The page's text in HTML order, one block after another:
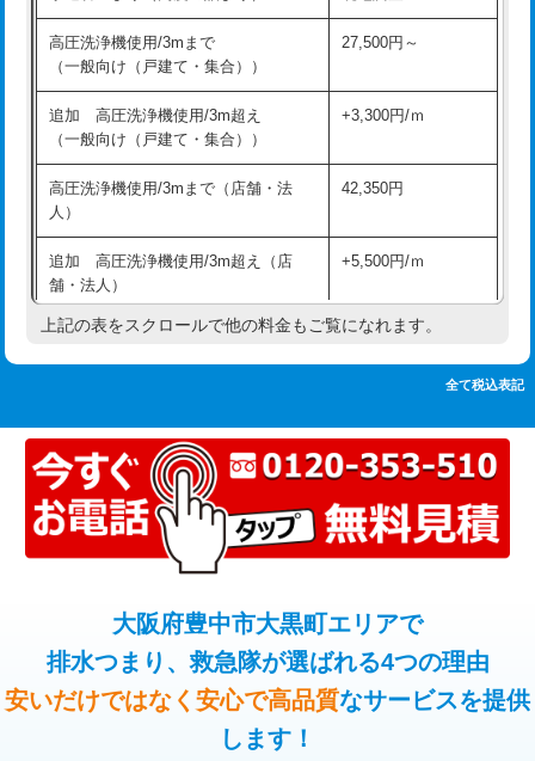
追加人工 16,500円
廃棄・処分 現場見積
※給水管工事は20mmまでの価格です。
持込商品取付（混合水栓）
持込商品取付（浄水器・分岐水栓） 16,500円
業）
排水管工事（追加 排水管工事/3ｍ超
え）
マス交換（土の掘削・埋め戻し作業） 11,000円~
マス交換（深さ50㎝以上） 66,000円
コンクリート斫り（厚さ10㎝まで） 27,500円
コンクリート斫り（厚さ10㎝超え） 38,500円
モルタル補修（厚さ10㎝まで） 27,500円
モルタル補修（厚さ10㎝超え） 38,500円
追加人工 16,500円
高圧洗浄機使用/3mまで
（一般向け（戸建て・集合））
27,500円～
追加 高圧洗浄機使用/3m超え
（一般向け（戸建て・集合））
+3,300円/ｍ
高圧洗浄機使用/3mまで（店舗・法
人）
42,350円
追加 高圧洗浄機使用/3m超え（店
舗・法人）
+5,500円/ｍ
高度高圧洗浄換 現地調査
トーラー機使用/3mまで 33,000円
追加トーラー機使用/3m超え +3,300円
カメラ調査 33,000円
止水・漏水調査・防水処理・清掃・修
理・調整・分解・加工など（軽作業）
11,000円
止水・漏水調査・防水処理・清掃・修
理・調整・分解・加工など（中作業）
22,000円
上記の表をスクロールで他の料金もご覧になれます。
全て税込表記
大阪府豊中市大黒町エリアで
排水つまり、救急隊が選ばれる4つの理由
安いだけではなく安心で高品質なサービスを提供
します！